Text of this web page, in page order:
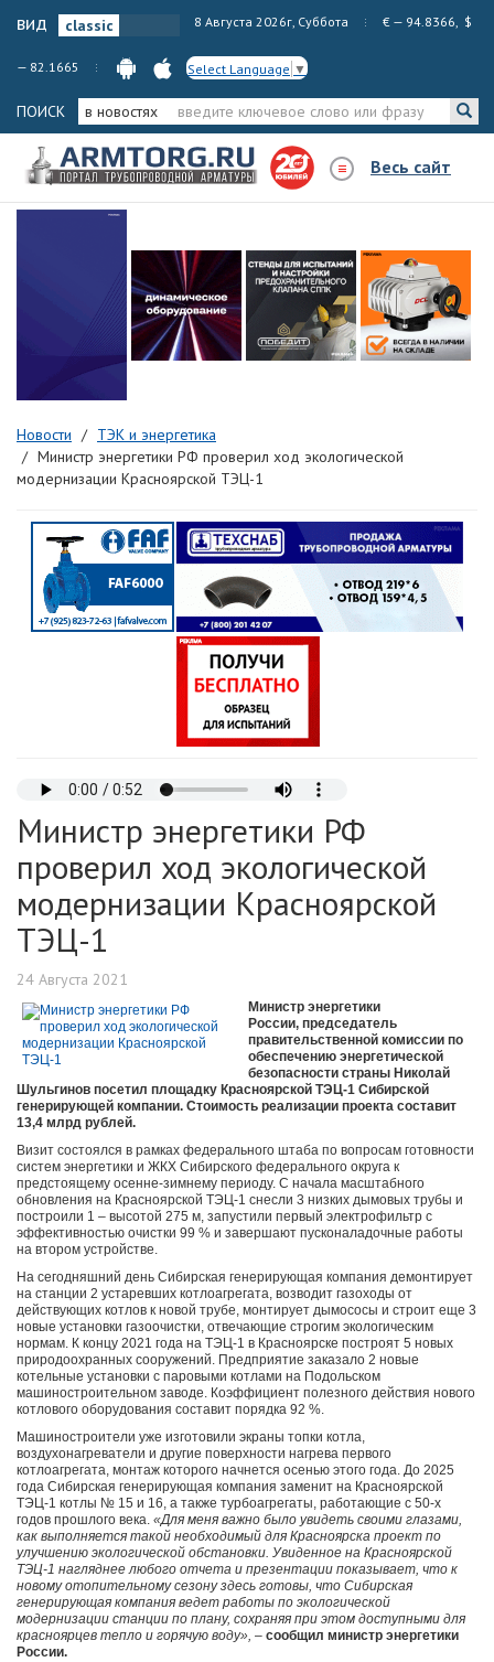
вид 8 Августа 2026г, Суббота € — 94.8366, $
— 82.1665 Select Language ▼
ПОИСК в новостях
Весь сайт
Новости
ТЭК и энергетика
Министр энергетики РФ проверил ход экологической
модернизации Красноярской ТЭЦ-1
Министр энергетики РФ
проверил ход экологической
модернизации Красноярской
ТЭЦ-1
24 Августа 2021
Министр энергетики
России, председатель
правительственной комиссии по
обеспечению энергетической
безопасности страны Николай
Шульгинов посетил площадку Красноярской ТЭЦ-1 Сибирской
генерирующей компании. Стоимость реализации проекта составит
13,4 млрд рублей.
Визит состоялся в рамках федерального штаба по вопросам готовности
систем энергетики и ЖКХ Сибирского федерального округа к
предстоящему осенне-зимнему периоду. С начала масштабного
обновления на Красноярской ТЭЦ-1 снесли 3 низких дымовых трубы и
построили 1 – высотой 275 м, запустили первый электрофильтр с
эффективностью очистки 99 % и завершают пусконаладочные работы
на втором устройстве.
На сегодняшний день Сибирская генерирующая компания демонтирует
на станции 2 устаревших котлоагрегата, возводит газоходы от
действующих котлов к новой трубе, монтирует дымососы и строит еще 3
новые установки газоочистки, отвечающие строгим экологическим
нормам. К концу 2021 года на ТЭЦ-1 в Красноярске построят 5 новых
природоохранных сооружений. Предприятие заказало 2 новые
котельные установки с паровыми котлами на Подольском
машиностроительном заводе. Коэффициент полезного действия нового
котлового оборудования составит порядка 92 %.
Машиностроители уже изготовили экраны топки котла,
воздухонагреватели и другие поверхности нагрева первого
котлоагрегата, монтаж которого начнется осенью этого года. До 2025
года Сибирская генерирующая компания заменит на Красноярской
ТЭЦ-1 котлы № 15 и 16, а также турбоагрегаты, работающие с 50-х
годов прошлого века. «Для меня важно было увидеть своими глазами,
как выполняется такой необходимый для Красноярска проект по
улучшению экологической обстановки. Увиденное на Красноярской
ТЭЦ-1 нагляднее любого отчета и презентации показывает, что к
новому отопительному сезону здесь готовы, что Сибирская
генерирующая компания ведет работы по экологической
модернизации станции по плану, сохраняя при этом доступными для
красноярцев тепло и горячую воду», – сообщил министр энергетики
России.